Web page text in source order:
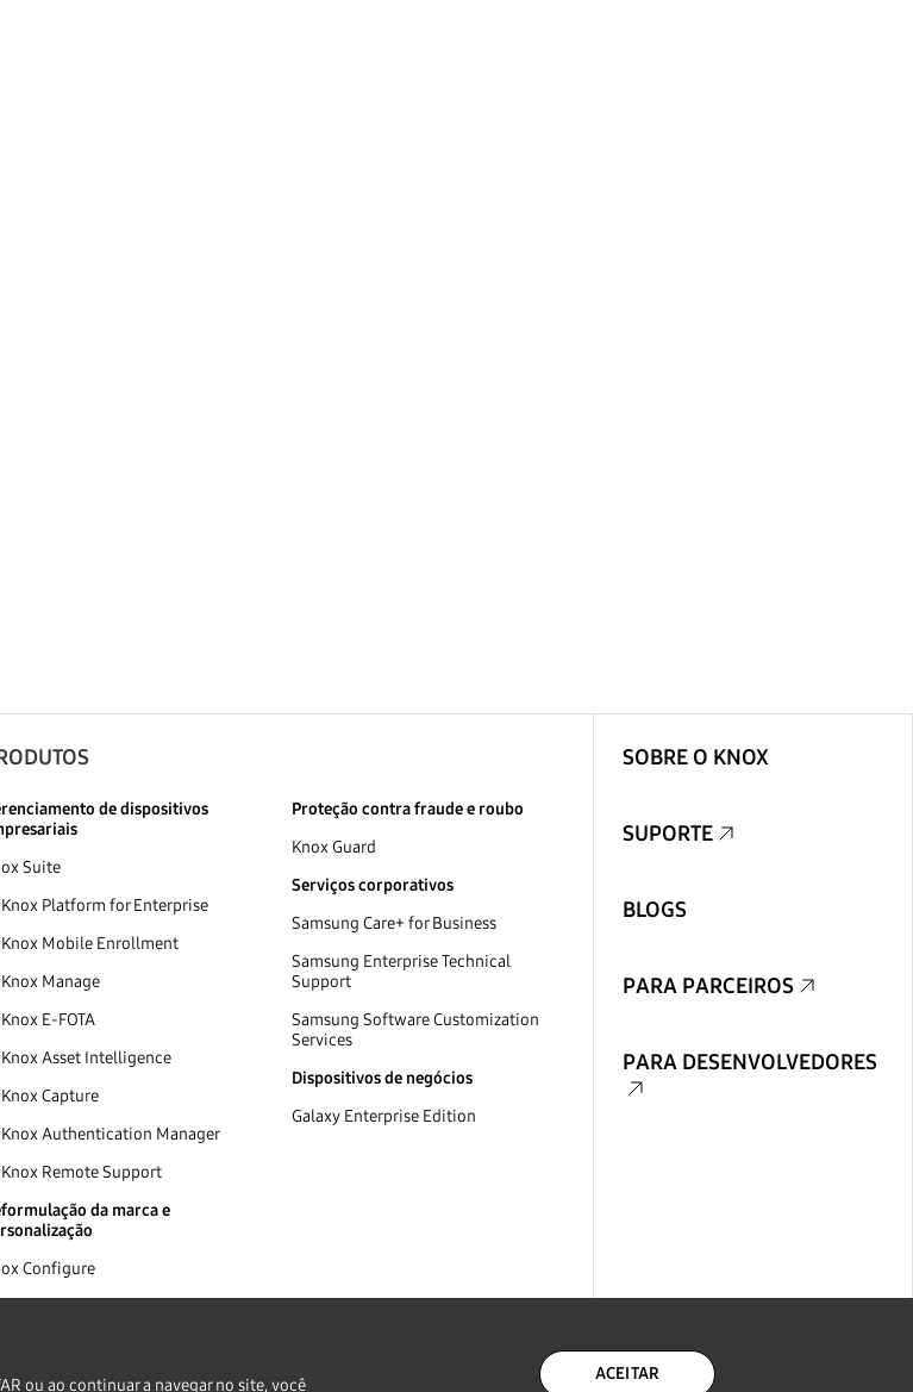
de dispositivos
Suite
Knox Platform for Enterprise
Knox Mobile Enrollment
Knox Manage
Knox E-FOTA
Knox Asset Intelligence
Knox Capture
Knox Authentication Manager
Knox Remote Support
da marca e
Configure
Proteção contra fraude e roubo
Knox Guard
Serviços corporativos
Samsung Care+ for Business
Samsung Enterprise Technical
Support
Samsung Software Customization
Services
Dispositivos de negócios
Galaxy Enterprise Edition
SOBRE O KNOX
SUPORTE
BLOGS
PARA PARCEIROS
PARA DESENVOLVEDORES
ou ao continuar a navegar no site, você
ACEITAR